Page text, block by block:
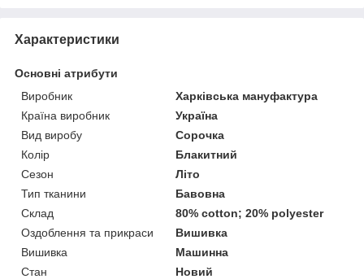
Характеристики
Основні атрибути
Виробник
Харківська мануфактура
Країна виробник
Україна
Вид виробу
Сорочка
Колір
Блакитний
Сезон
Літо
Тип тканини
Бавовна
Склад
80% cotton; 20% polyester
Оздоблення та прикраси
Вишивка
Вишивка
Машинна
Стан
Новий